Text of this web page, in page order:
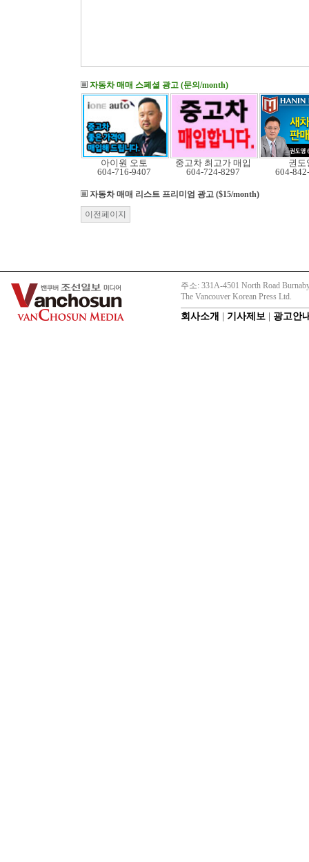
자동차 매매 스페셜 광고 (문의/month)
아이원 오토
604-716-9407
중고차 최고가 매입
604-724-8297
권도
604-
자동차 매매 리스트 프리미엄 광고 ($15/month)
이전페이지
주소: 331A-4501 North Road
The Vancouver Korean Press Ltd.
회사소개 기사제보 광고안